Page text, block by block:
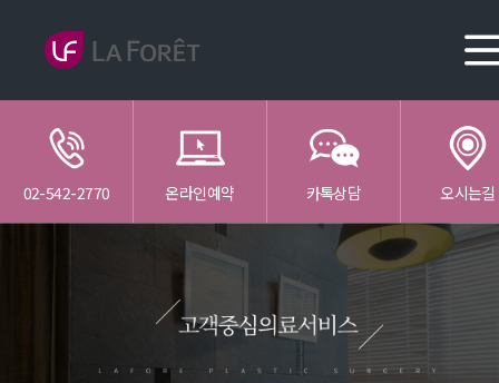
02-542-2770 온라인예약 카톡상담 오시는길